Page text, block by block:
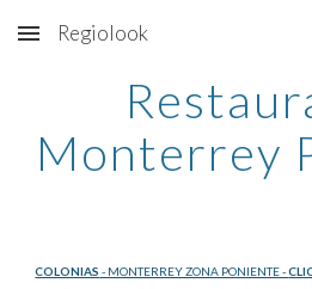
Skip to main content
Regiolook
Monterrey
COLONIAS - MONTERREY ZONA PONIENTE -